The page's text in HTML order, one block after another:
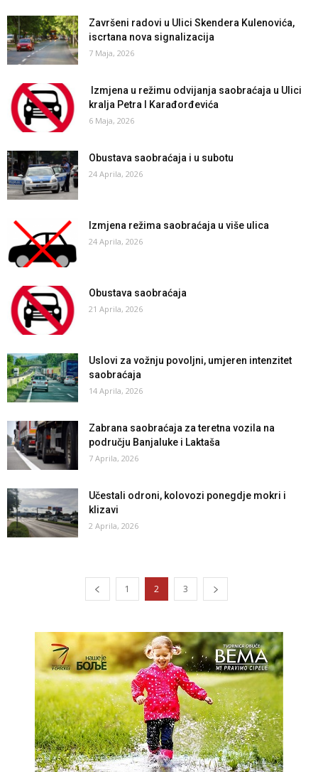
Završeni radovi u Ulici Skendera Kulenovića,
iscrtana nova signalizacija
7 Maja, 2026
Izmjena u režimu odvijanja saobraćaja u Ulici
kralja Petra I Karađorđevića
6 Maja, 2026
Obustava saobraćaja i u subotu
24 Aprila, 2026
Izmjena režima saobraćaja u više ulica
24 Aprila, 2026
Obustava saobraćaja
21 Aprila, 2026
Uslovi za vožnju povoljni, umjeren intenzitet
saobraćaja
14 Aprila, 2026
Zabrana saobraćaja za teretna vozila na
području Banjaluke i Laktaša
7 Aprila, 2026
Učestali odroni, kolovozi ponegdje mokri i
klizavi
2 Aprila, 2026
1 2 3